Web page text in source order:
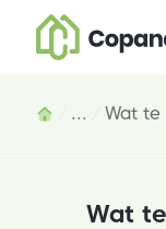
... Wat te
Wat